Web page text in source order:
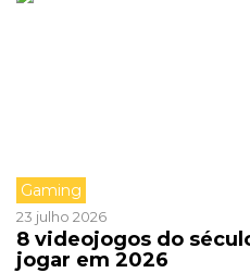
Gaming
23 julho 2026
8 videojogos do
jogar em 2026